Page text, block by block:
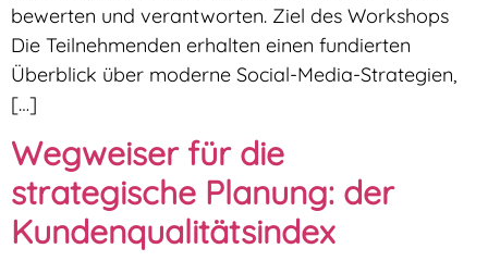
bewerten und verantworten. Ziel des Workshops
Die Teilnehmenden erhalten einen fundierten
Überblick über moderne Social-Media-Strategien,
[…]
Wegweiser für die
strategische Planung: der
Kundenqualitätsindex